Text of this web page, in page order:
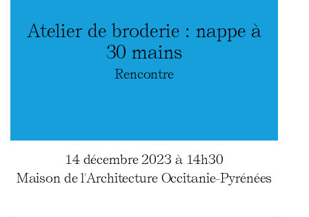
Atelier de broderie : nappe à
30 mains
Rencontre
14 décembre 2023 à 14h30
Maison de l'Architecture Occitanie-Pyrénées